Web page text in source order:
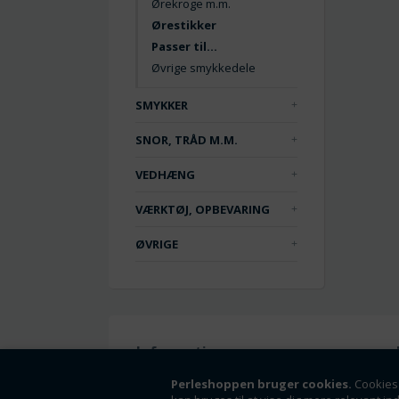
Perleshoppen bruger cookies.
Ørekroge m.m.
Ørestikker
Passer til...
Øvrige smykkedele
SMYKKER
SNOR, TRÅD M.M.
VEDHÆNG
VÆRKTØJ, OPBEVARING
ØVRIGE
Information
Handelsbetingelser